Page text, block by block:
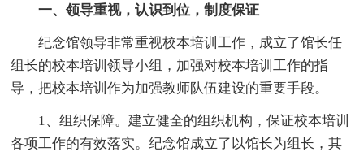
一、领导重视，认识到位，制度保证
纪念馆领导非常重视校本培训工作，成立了馆长任
组长的校本培训领导小组，加强对校本培训工作的指
导，把校本培训作为加强教师队伍建设的重要手段。
1、组织保障。建立健全的组织机构，保证校本培训
各项工作的有效落实。纪念馆成立了以馆长为组长，其